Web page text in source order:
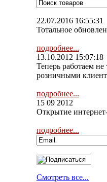
22.07.2016 16:55:31
Тотальное
подробнее...
13.10.2012 15:07:18
Теперь работаем
розничными
подробнее...
15 09 2012
Открытие
подробнее...
Смотреть все...